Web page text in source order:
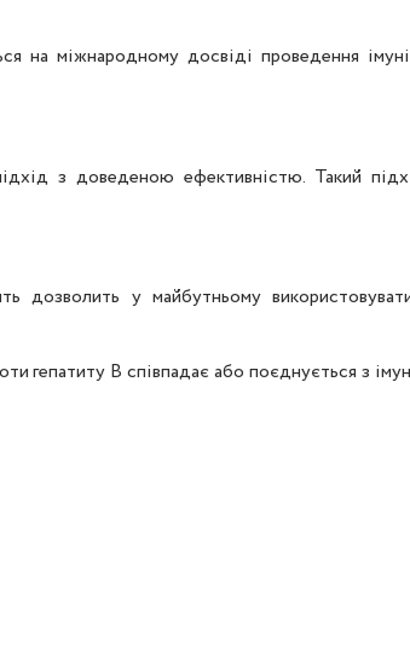
на міжнародному досвіді проведення
з доведеною ефективністю. Такий
у майбутньому
гепатиту В співпадає або поєднується з